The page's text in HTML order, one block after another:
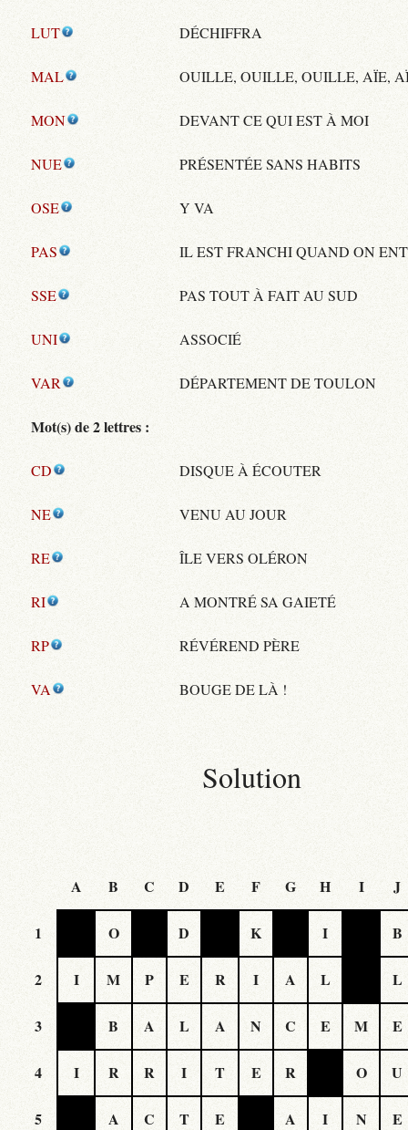
LUT DÉCHIFFRA
MAL OUILLE, OUILLE, OUILLE, AÏE,
MON DEVANT CE QUI EST À MOI
NUE PRÉSENTÉE SANS HABITS
OSE Y VA
PAS IL EST FRANCHI QUAND ON
SSE PAS TOUT À FAIT AU SUD
UNI ASSOCIÉ
VAR DÉPARTEMENT DE TOULON
Mot(s) de 2 lettres :
CD DISQUE À ÉCOUTER
NE VENU AU JOUR
RE ÎLE VERS OLÉRON
RI A MONTRÉ SA GAIETÉ
RP RÉVÉREND PÈRE
VA BOUGE DE LÀ !
Solution
A B C D E F G H I J
1 O D K I B
2 I M P E R I A L L
3 B A L A N C E M E
4 I R R I T E R O U
5 A C T E A I N E